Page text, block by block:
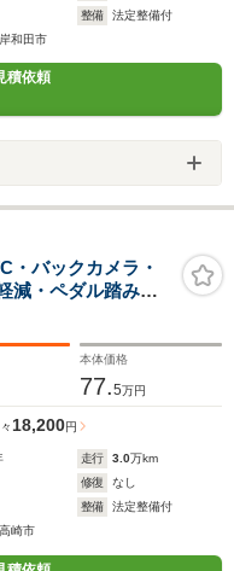
整備
法定整備付
和田市
積依頼
バックカメラ・
減・ペダル踏み間
滑り防止装置
本体価格
77.5万円
18,200円
走行 3.0万km
修復
なし
整備
法定整備付
崎市